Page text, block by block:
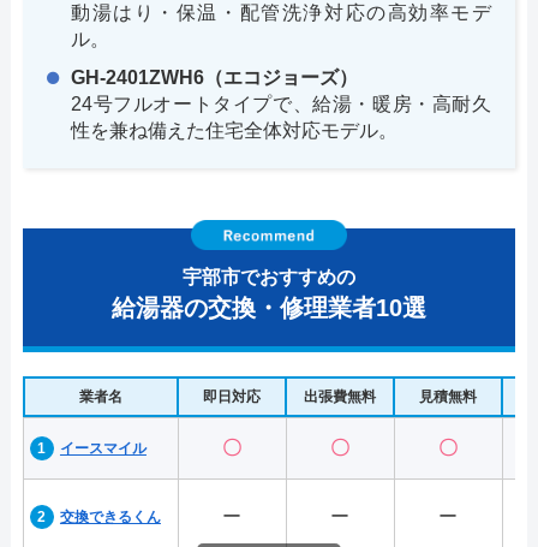
動湯はり・保温・配管洗浄対応の高効率モデ
ル。
GH-2401ZWH6（エコジョーズ）
24号フルオートタイプで、給湯・暖房・高耐久
性を兼ね備えた住宅全体対応モデル。
宇部市でおすすめの
給湯器の交換・修理業者10選
業者名 即日対応 出張費無料 見積無料
イースマイル 〇 〇 〇
交換できるくん ー ー ー